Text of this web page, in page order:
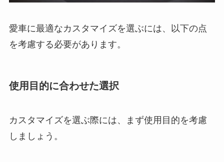
愛車に最適なカスタマイズを選ぶには、以下の点
を考慮する必要があります。
使用目的に合わせた選択
カスタマイズを選ぶ際には、まず使用目的を考慮
しましょう。